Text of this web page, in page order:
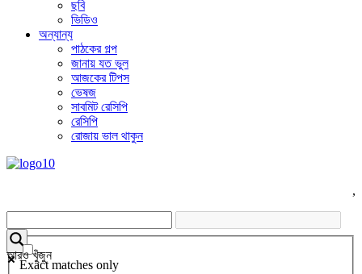
ছবি
ভিডিও
অন্যান্য
পাঠকের গল্প
জানায় যত ভুল
আজকের টিপস
ভেষজ
সাবমিট রেসিপি
রেসিপি
রোজায় ভাল থাকুন
,
আরও খুঁজুন
Exact matches only